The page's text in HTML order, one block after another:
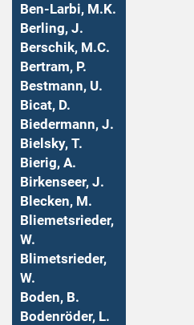
Ben-Larbi, M.K.
Berling, J.
Berschik, M.C.
Bertram, P.
Bestmann, U.
Bicat, D.
Biedermann, J.
Bielsky, T.
Bierig, A.
Birkenseer, J.
Blecken, M.
Bliemetsrieder,
W.
Blimetsrieder,
W.
Boden, B.
Bodenröder, L.